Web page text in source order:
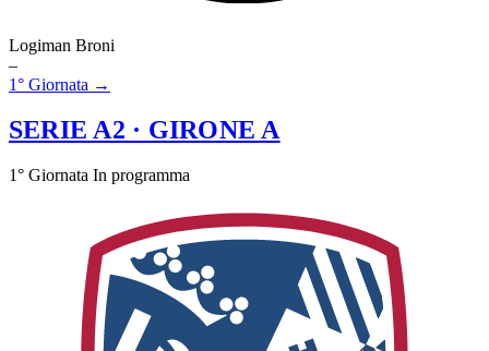
Logiman Broni
–
1° Giornata →
SERIE A2 · GIRONE A
1° Giornata In programma